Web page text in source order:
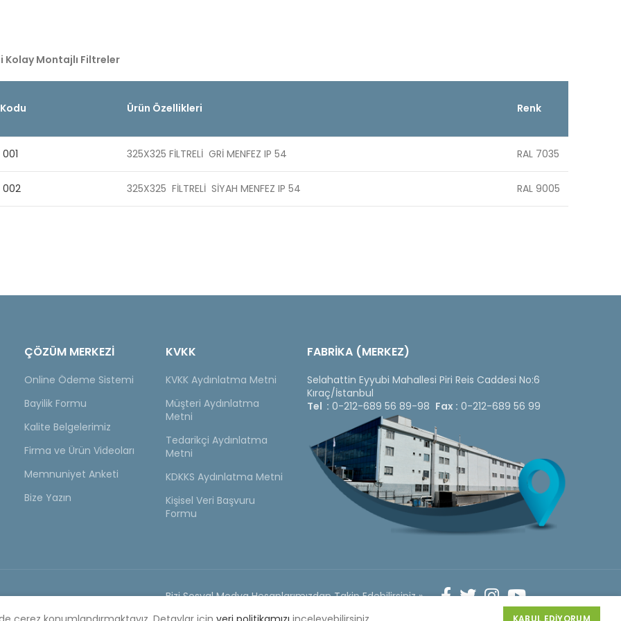
Kolay Montajlı Filtreler
Ürün Özellikleri Renk
325X325 FİLTRELİ GRİ MENFEZ IP 54 RAL 7035
002 325X325 FİLTRELİ SİYAH MENFEZ IP 54 RAL 9005
ÇÖZÜM MERKEZİ
Online Ödeme Sistemi
Bayilik Formu
Kalite Belgelerimiz
Firma ve Ürün Videoları
Memnuniyet Anketi
Bize Yazın
KVKK
KVKK Aydınlatma Metni
Müşteri Aydınlatma
Metni
Tedarikçi Aydınlatma
Metni
KDKKS Aydınlatma Metni
Kişisel Veri Başvuru
Formu
FABRİKA (MERKEZ)
Selahattin Eyyubi Mahallesi Piri Reis Caddesi No:6
Kıraç/İstanbul
Tel : 0-212-689 56 89-98 Fax : 0-212-689 56 99
Bizi Sosyal Medya Hesaplarımızdan Takip Edebilirsiniz »
Web
Design
KABUL EDIYORUM